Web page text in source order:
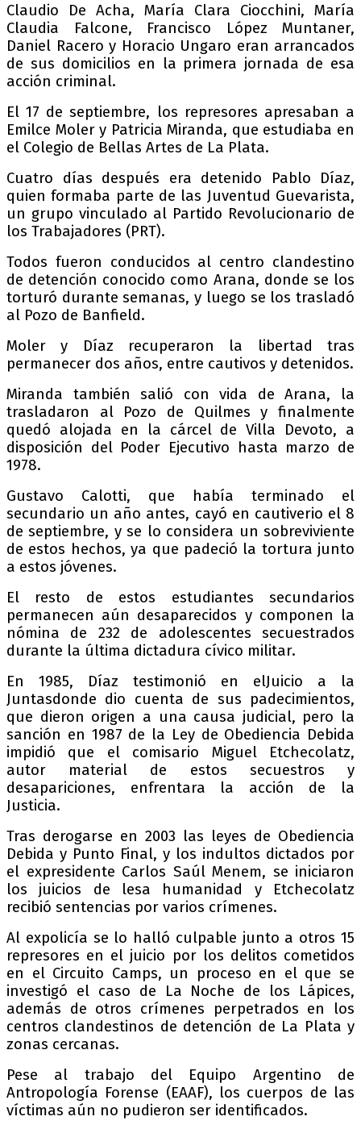
Claudio De Acha, María Clara Ciocchini, María
Claudia Falcone, Francisco López Muntaner,
Daniel Racero y Horacio Ungaro eran arrancados
de sus domicilios en la primera jornada de esa
acción criminal.
El 17 de septiembre, los represores apresaban a
Emilce Moler y Patricia Miranda, que estudiaba en
el Colegio de Bellas Artes de La Plata.
Cuatro días después era detenido Pablo Díaz,
quien formaba parte de las Juventud Guevarista,
un grupo vinculado al Partido Revolucionario de
los Trabajadores (PRT).
Todos fueron conducidos al centro clandestino
de detención conocido como Arana, donde se los
torturó durante semanas, y luego se los trasladó
al Pozo de Banfield.
Moler y Díaz recuperaron la libertad tras
permanecer dos años, entre cautivos y detenidos.
Miranda también salió con vida de Arana, la
trasladaron al Pozo de Quilmes y finalmente
quedó alojada en la cárcel de Villa Devoto, a
disposición del Poder Ejecutivo hasta marzo de
1978.
Gustavo Calotti, que había terminado el
secundario un año antes, cayó en cautiverio el 8
de septiembre, y se lo considera un sobreviviente
de estos hechos, ya que padeció la tortura junto
a estos jóvenes.
El resto de estos estudiantes secundarios
permanecen aún desaparecidos y componen la
nómina de 232 de adolescentes secuestrados
durante la última dictadura cívico militar.
En 1985, Díaz testimonió en elJuicio a la
Juntasdonde dio cuenta de sus padecimientos,
que dieron origen a una causa judicial, pero la
sanción en 1987 de la Ley de Obediencia Debida
impidió que el comisario Miguel Etchecolatz,
autor material de estos secuestros y
desapariciones, enfrentara la acción de la
Justicia.
Tras derogarse en 2003 las leyes de Obediencia
Debida y Punto Final, y los indultos dictados por
el expresidente Carlos Saúl Menem, se iniciaron
los juicios de lesa humanidad y Etchecolatz
recibió sentencias por varios crímenes.
Al expolicía se lo halló culpable junto a otros 15
represores en el juicio por los delitos cometidos
en el Circuito Camps, un proceso en el que se
investigó el caso de La Noche de los Lápices,
además de otros crímenes perpetrados en los
centros clandestinos de detención de La Plata y
zonas cercanas.
Pese al trabajo del Equipo Argentino de
Antropología Forense (EAAF), los cuerpos de las
víctimas aún no pudieron ser identificados.